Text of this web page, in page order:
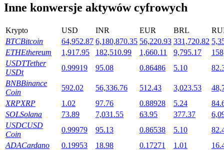
Launchpool
Elastyczne stawianie zakładów, aby zarabiać na popularnych
tokenach
Inne konwersje aktywów cyfrowych
Krypto USD INR EUR BRL
BTCBitcoin 64,952.87 6,180,870.35 56,220.93 331,720.82
ETHEthereum 1,917.95 182,510.99 1,660.11 9,795.17
USDTTether
USDt
0.99919 95.08 0.86486 5.10
BNBBinance
Coin
592.02 56,336.76 512.43 3,023.53
XRPXRP 1.02 97.76 0.88928 5.24
SOLSolana 73.89 7,031.55 63.95 377.37
USDCUSD
Coin
0.99979 95.13 0.86538 5.10
ADACardano 0.19953 18.98 0.17271 1.01